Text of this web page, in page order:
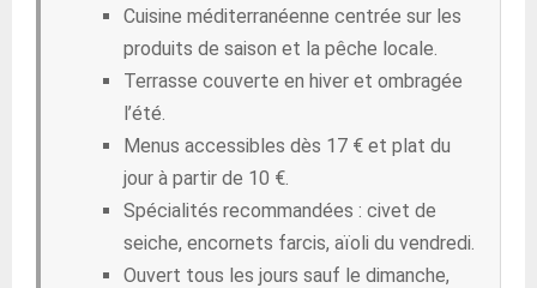
Cuisine méditerranéenne centrée sur les
produits de saison et la pêche locale.
Terrasse couverte en hiver et ombragée
l’été.
Menus accessibles dès 17 € et plat du
jour à partir de 10 €.
Spécialités recommandées : civet de
seiche, encornets farcis, aïoli du vendredi.
Ouvert tous les jours sauf le dimanche,